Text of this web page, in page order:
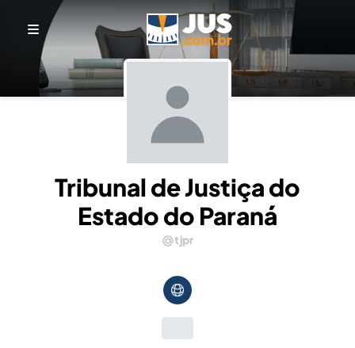
Tribunal de Justiça do
Estado do Paraná
tjpr